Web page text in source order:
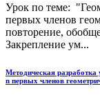
Урок по теме:
первых членов
повторение,
Закрепление ум...
Методическая
n первых членов